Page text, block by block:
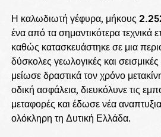
Η καλωδιωτή γέφυρα, μήκους
ένα από τα σημαντικότερα τεχνικά
καθώς κατασκευάστηκε σε μια
δύσκολες γεωλογικές και
μείωσε δραστικά τον χρόνο
οδική ασφάλεια, διευκόλυνε τις
μεταφορές και έδωσε νέα
ολόκληρη τη Δυτική Ελλάδα.